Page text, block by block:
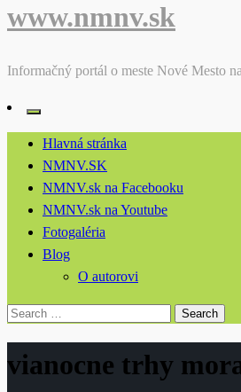
www.nmnv.sk
Informačný portál o meste Nové Mesto
Hlavná stránka
NMNV.SK
NMNV.sk na Facebooku
NMNV.sk na Youtube
Fotogaléria
Blog
O autorovi
Search
vianocne trhy